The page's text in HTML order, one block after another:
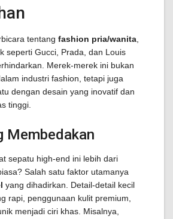
tentang fashion pria/wanita
seperti Gucci, Prada, dan Louis
Merek-merek ini bukan
industri fashion, tetapi juga
dengan desain yang inovatif dan
tinggi.
Membedakan
sepatu high-end ini lebih dari
Salah satu faktor utamanya
yang dihadirkan. Detail-detail kecil
rapi, penggunaan kulit premium,
menjadi ciri khas. Misalnya,